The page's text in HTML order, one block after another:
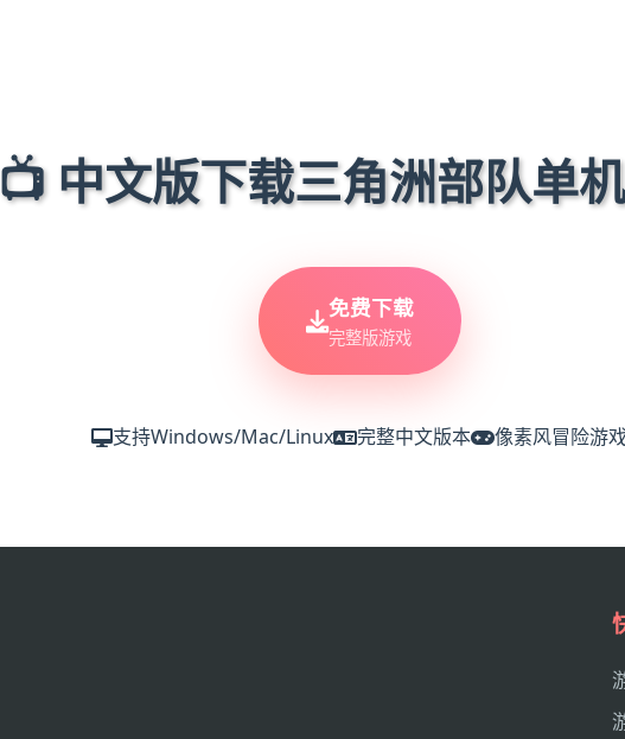
📺 中文版下载三角洲部队单
免费下载
完整版游戏
支持Windows/Mac/Linux 完整中文版本 像素风冒险游